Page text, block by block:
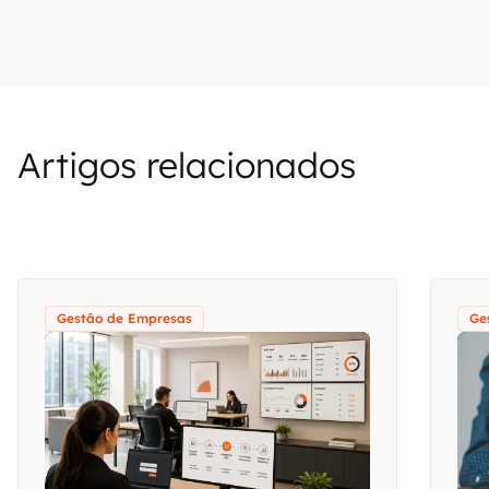
Artigos relacionados
Gestão de Empresas